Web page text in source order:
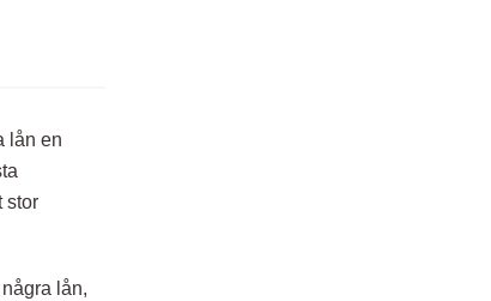
lån en
stor
lån,